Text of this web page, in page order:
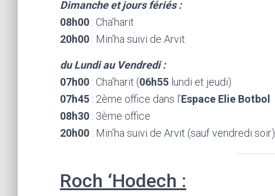
Dimanche et jours fériés :
08h00 : Cha’harit
20h00 : Min’ha suivi de Arvit
du Lundi au Vendredi :
07h00 : Cha’harit (06h55 lundi et jeudi)
07h45 : 2ème office dans l’Espace Elie Botbol
08h30 : 3ème office
20h00 : Min’ha suivi de Arvit (sauf vendredi soir)
Roch ‘Hodech :